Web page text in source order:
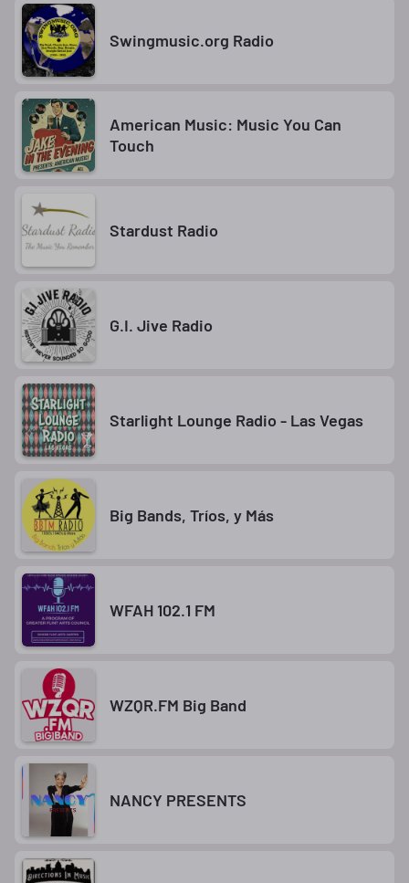
Swingmusic.org Radio
American Music: Music You Can
Touch
Stardust Radio
G.I. Jive Radio
Starlight Lounge Radio - Las Vegas
Big Bands, Tríos, y Más
WFAH 102.1 FM
WZQR.FM Big Band
NANCY PRESENTS